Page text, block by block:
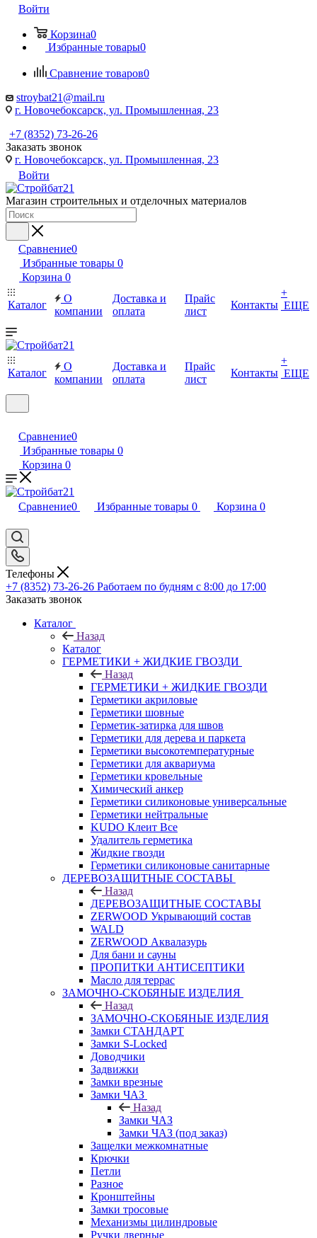
Войти
Корзина0
Избранные товары0
Сравнение товаров0
stroybat21@mail.ru
г. Новочебоксарск, ул. Промышленная, 23
+7 (8352) 73-26-26
Заказать звонок
г. Новочебоксарск, ул. Промышленная, 23
Войти
Магазин строительных и отделочных материалов
Сравнение0
Избранные товары 0
Корзина 0
Каталог
О
компании
Доставка и
оплата
Прайс
лист
Контакты
+
ЕЩЕ
Каталог
О
компании
Доставка и
оплата
Прайс
лист
Контакты
+
ЕЩЕ
Сравнение0
Избранные товары 0
Корзина 0
Сравнение0 Избранные товары 0 Корзина 0
Телефоны
+7 (8352) 73-26-26 Работаем по будням с 8:00 до 17:00
Заказать звонок
Каталог
Назад
Каталог
ГЕРМЕТИКИ + ЖИДКИЕ ГВОЗДИ
Назад
ГЕРМЕТИКИ + ЖИДКИЕ ГВОЗДИ
Герметики акриловые
Герметики шовные
Герметик-затирка для швов
Герметики для дерева и паркета
Герметики высокотемпературные
Герметики для аквариума
Герметики кровельные
Химический анкер
Герметики силиконовые универсальные
Герметики нейтральные
KUDO Клеит Все
Удалитель герметика
Жидкие гвозди
Герметики силиконовые санитарные
ДЕРЕВОЗАЩИТНЫЕ СОСТАВЫ
Назад
ДЕРЕВОЗАЩИТНЫЕ СОСТАВЫ
ZERWOOD Укрывающий состав
WALD
ZERWOOD Аквалазурь
Для бани и сауны
ПРОПИТКИ АНТИСЕПТИКИ
Масло для террас
ЗАМОЧНО-СКОБЯНЫЕ ИЗДЕЛИЯ
Назад
ЗАМОЧНО-СКОБЯНЫЕ ИЗДЕЛИЯ
Замки СТАНДАРТ
Замки S-Locked
Доводчики
Задвижки
Замки врезные
Замки ЧАЗ
Назад
Замки ЧАЗ
Замки ЧАЗ (под заказ)
Защелки межкомнатные
Крючки
Петли
Разное
Кронштейны
Замки тросовые
Механизмы цилиндровые
Ручки дверные